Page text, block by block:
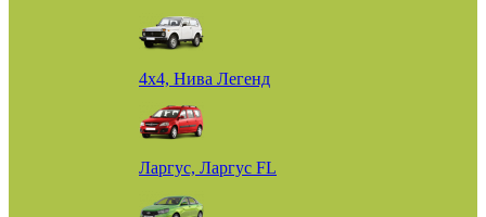
4х4, Нива Легенд
Ларгус, Ларгус FL